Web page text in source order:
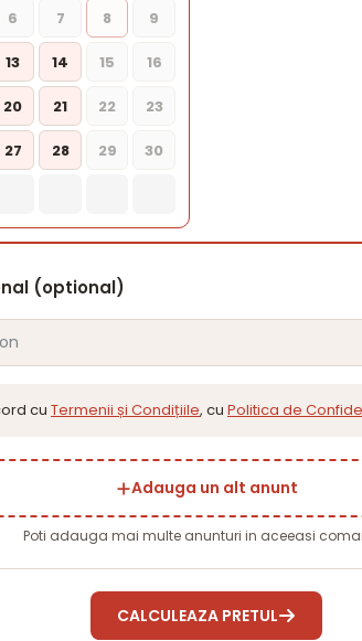
6 7 8 9
13 14 15 16
20 21 22 23
27 28 29 30
(optional)
cu Termenii și Condițiile, cu Politica de
Adauga un alt anunt
Poti adauga mai multe anunturi in aceeasi
CALCULEAZA PRETUL